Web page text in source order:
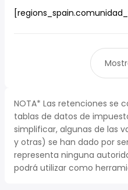
NOTA* Las retenciones se
tablas de datos de
simplificar, algunas de las
y otras) se han dado por
representa ninguna
podrá utilizar como